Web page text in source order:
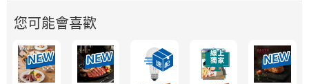
您可能會喜歡